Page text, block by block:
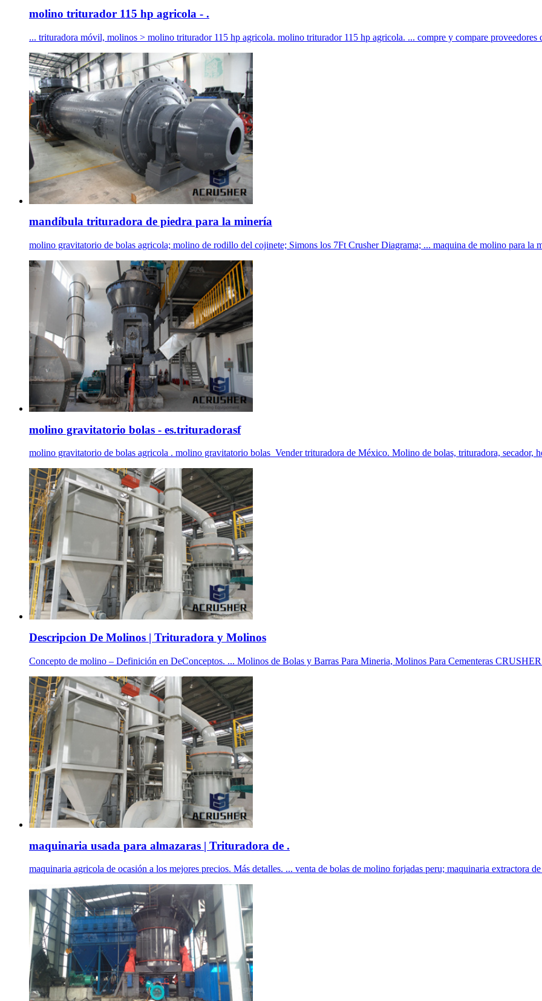
molino triturador 115 hp agricola - .
... trituradora móvil, molinos > molino triturador 115 hp agricola. molino triturador 115 hp agricola. ... compre y compare
mandíbula trituradora de piedra para la minería
molino gravitatorio de bolas agricola; molino de rodillo del cojinete; Simons los 7Ft Crusher Diagrama; ... maquina de molino para la
molino gravitatorio bolas - es.trituradorasf
molino gravitatorio de bolas agricola . molino gravitatorio bolas_Vender trituradora de México. Molino de bolas, trituradora, secador,
Descripcion De Molinos | Trituradora y Molinos
Concepto de molino – Definición en DeConceptos. ... Molinos de Bolas y Barras Para Mineria, Molinos Para Cementeras
maquinaria usada para almazaras | Trituradora de .
maquinaria agricola de ocasión a los mejores precios. Más detalles. ... venta de bolas de molino forjadas peru; maquinaria extractora